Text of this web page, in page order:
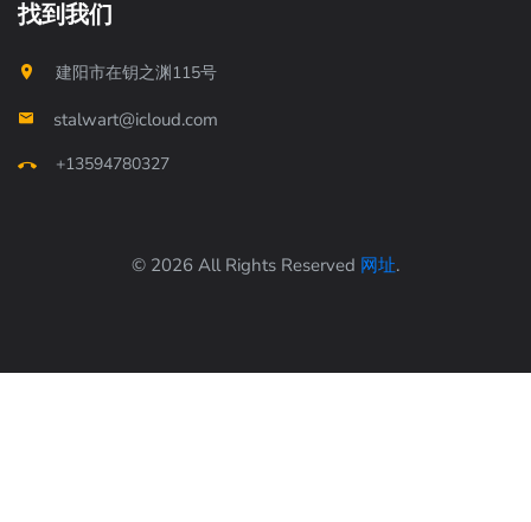
找到我们
建阳市在钥之渊115号
stalwart@icloud.com
+13594780327
© 2026 All Rights Reserved 网址.